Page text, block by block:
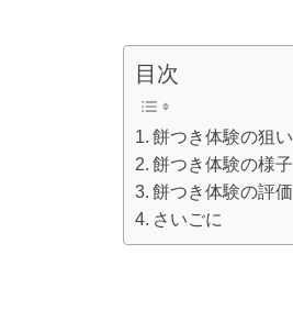
目次
餅つき体験の狙い
餅つき体験の様子
餅つき体験の評価
さいごに